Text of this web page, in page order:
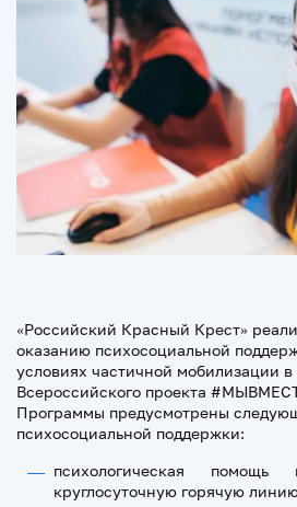
«Российский Красный Крест»
оказанию психосоциальной
условиях частичной мобилизации в
Всероссийского проекта
Программы предусмотрены
психосоциальной поддержки:
психологическая
круглосуточную горячую